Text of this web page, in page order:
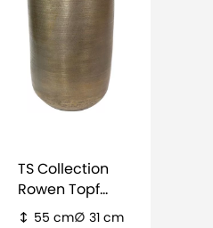
TS Collection
Rowen Topf
Hoch - Gold
55 cm 31 cm